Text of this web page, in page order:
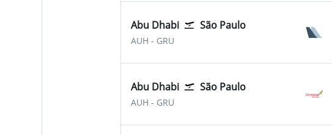
Abu Dhabi São Paulo
AUH Abu Dhabi Zayed Intl
- GRU
Abu Dhabi São Paulo
AUH Abu Dhabi Zayed Intl
- GRU